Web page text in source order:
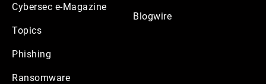
Cybersec e-Magazine
Topics
Phishing
Ransomware
Blogwire